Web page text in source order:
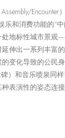
Encounter
和消费功能的“中
地标性城市景观
伸出一系列丰富
变化导致的公民
）和音乐喷泉同
表演性的姿态连